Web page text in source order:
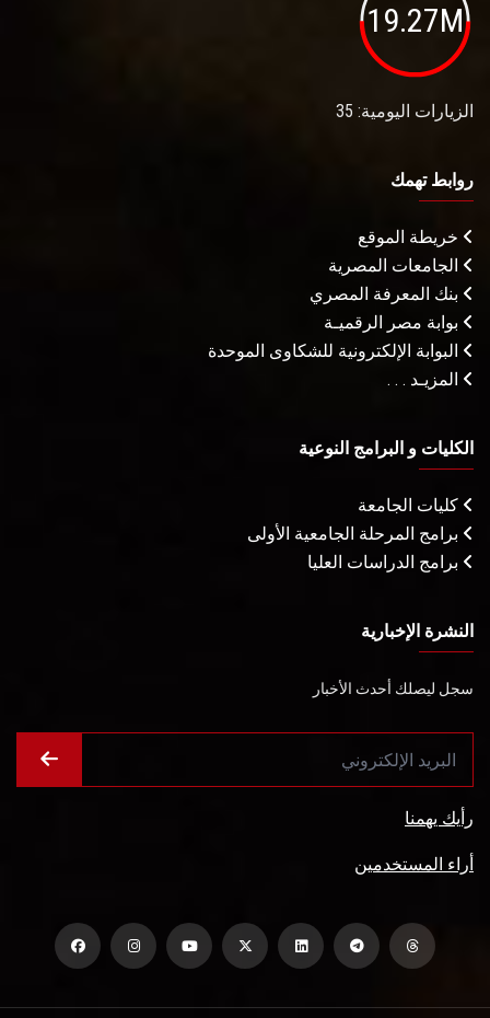
19.27M
الزيارات اليومية: 35
روابط تهمك
خريطة الموقع
الجامعات المصرية
بنك المعرفة المصري
بوابة مصر الرقميـة
البوابة الإلكترونية للشكاوى الموحدة
المزيـد . . .
الكليات و البرامج النوعية
كليات الجامعة
برامج المرحلة الجامعية الأولى
برامج الدراسات العليا
النشرة الإخبارية
سجل ليصلك أحدث الأخبار
رأيك يهمنا
أراء المستخدمين